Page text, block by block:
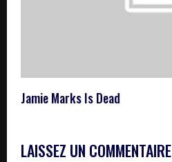
Jamie Marks Is Dead
LAISSEZ UN COMMENTAIRE